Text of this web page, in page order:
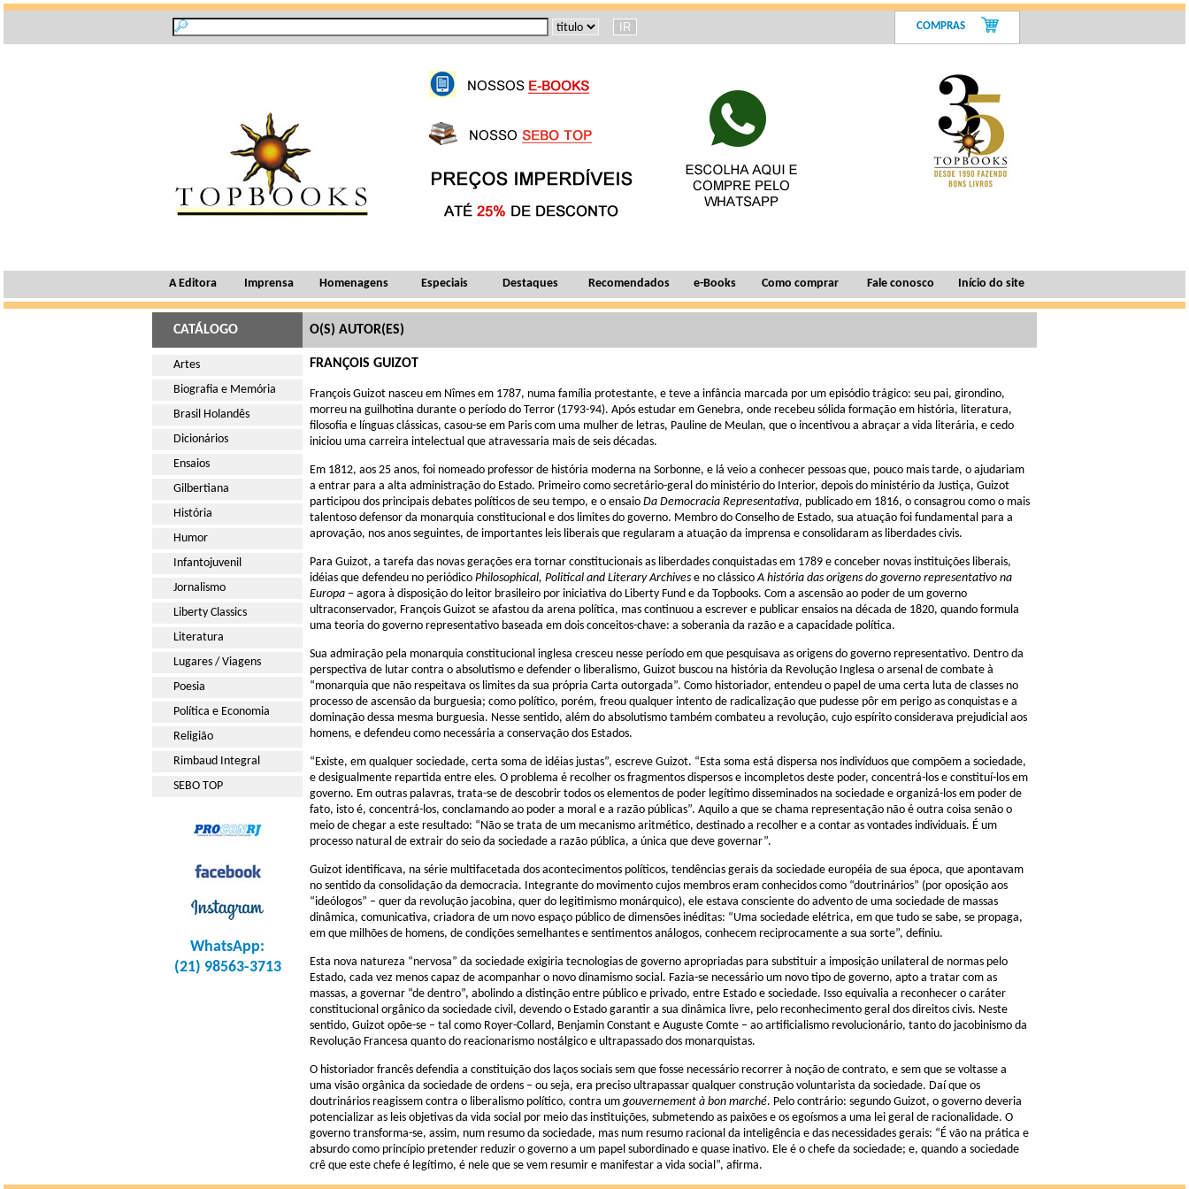
COMPRAS
A Editora Imprensa Homenagens Especiais Destaques Recomendados e-Books Como comprar Fale conosco Início do site
CATÁLOGO O(S) AUTOR(ES)
Artes
Biografia e Memória
Brasil Holandês
Dicionários
Ensaios
Gilbertiana
História
Humor
Infantojuvenil
Jornalismo
Liberty Classics
Literatura
Lugares / Viagens
Poesia
Política e Economia
Religião
Rimbaud Integral
SEBO TOP
WhatsApp:
(21) 98563-3713
FRANÇOIS GUIZOT
François Guizot nasceu em Nîmes em 1787, numa família protestante, e teve a infância marcada por um episódio trágico: seu pai, girondino,
morreu na guilhotina durante o período do Terror (1793-94). Após estudar em Genebra, onde recebeu sólida formação em história, literatura,
filosofia e línguas clássicas, casou-se em Paris com uma mulher de letras, Pauline de Meulan, que o incentivou a abraçar a vida literária, e cedo
iniciou uma carreira intelectual que atravessaria mais de seis décadas.
Em 1812, aos 25 anos, foi nomeado professor de história moderna na Sorbonne, e lá veio a conhecer pessoas que, pouco mais tarde, o ajudariam
a entrar para a alta administração do Estado. Primeiro como secretário-geral do ministério do Interior, depois do ministério da Justiça, Guizot
participou dos principais debates políticos de seu tempo, e o ensaio Da Democracia Representativa, publicado em 1816, o consagrou como o mais
talentoso defensor da monarquia constitucional e dos limites do governo. Membro do Conselho de Estado, sua atuação foi fundamental para a
aprovação, nos anos seguintes, de importantes leis liberais que regularam a atuação da imprensa e consolidaram as liberdades civis.
Para Guizot, a tarefa das novas gerações era tornar constitucionais as liberdades conquistadas em 1789 e conceber novas instituições liberais,
idéias que defendeu no periódico Philosophical, Political and Literary Archives e no clássicoA história das origens do governo representativo na
Europa – agora à disposição do leitor brasileiro por iniciativa do Liberty Fund e da Topbooks. Com a ascensão ao poder de um governo
ultraconservador, François Guizot se afastou da arena política, mas continuou a escrever e publicar ensaios na década de 1820, quando formula
uma teoria do governo representativo baseada em dois conceitos-chave: a soberania da razão e a capacidade política.
Sua admiração pela monarquia constitucional inglesa cresceu nesse período em que pesquisava as origens do governo representativo. Dentro da
perspectiva de lutar contra o absolutismo e defender o liberalismo, Guizot buscou na história da Revolução Inglesa o arsenal de combate à
“monarquia que não respeitava os limites da sua própria Carta outorgada”. Como historiador, entendeu o papel de uma certa luta de classes no
processo de ascensão da burguesia; como político, porém, freou qualquer intento de radicalização que pudesse pôr em perigo as conquistas e a
dominação dessa mesma burguesia. Nesse sentido, além do absolutismo também combateu a revolução, cujo espírito considerava prejudicial aos
homens, e defendeu como necessária a conservação dos Estados.
“Existe, em qualquer sociedade, certa soma de idéias justas”, escreve Guizot. “Esta soma está dispersa nos indivíduos que compõem a sociedade,
e desigualmente repartida entre eles. O problema é recolher os fragmentos dispersos e incompletos deste poder, concentrá-los e constituí-los em
governo. Em outras palavras, trata-se de descobrir todos os elementos de poder legítimo disseminados na sociedade e organizá-los em poder de
fato, isto é, concentrá-los, conclamando ao poder a moral e a razão públicas”. Aquilo a que se chama representação não é outra coisa senão o
meio de chegar a este resultado: “Não se trata de um mecanismo aritmético, destinado a recolher e a contar as vontades individuais. É um
processo natural de extrair do seio da sociedade a razão pública, a única que deve governar”.
Guizot identificava, na série multifacetada dos acontecimentos políticos, tendências gerais da sociedade européia de sua época, que apontavam
no sentido da consolidação da democracia. Integrante do movimento cujos membros eram conhecidos como “doutrinários” (por oposição aos
“ideólogos” – quer da revolução jacobina, quer do legitimismo monárquico), ele estava consciente do advento de uma sociedade de massas
dinâmica, comunicativa, criadora de um novo espaço público de dimensões inéditas: “Uma sociedade elétrica, em que tudo se sabe, se propaga,
em que milhões de homens, de condições semelhantes e sentimentos análogos, conhecem reciprocamente a sua sorte”, definiu.
Esta nova natureza “nervosa” da sociedade exigiria tecnologias de governo apropriadas para substituir a imposição unilateral de normas pelo
Estado, cada vez menos capaz de acompanhar o novo dinamismo social. Fazia-se necessário um novo tipo de governo, apto a tratar com as
massas, a governar “de dentro”, abolindo a distinção entre público e privado, entre Estado e sociedade. Isso equivalia a reconhecer o caráter
constitucional orgânico da sociedade civil, devendo o Estado garantir a sua dinâmica livre, pelo reconhecimento geral dos direitos civis. Neste
sentido, Guizot opõe-se – tal como Royer-Collard, Benjamin Constant e Auguste Comte – ao artificialismo revolucionário, tanto do jacobinismo da
Revolução Francesa quanto do reacionarismo nostálgico e ultrapassado dos monarquistas.
O historiador francês defendia a constituição dos laços sociais sem que fosse necessário recorrer à noção de contrato, e sem que se voltasse a
uma visão orgânica da sociedade de ordens – ou seja, era preciso ultrapassar qualquer construção voluntarista da sociedade. Daí que os
doutrinários reagissem contra o liberalismo político, contra um gouvernement à bon marché. Pelo contrário: segundo Guizot, o governo deveria
potencializar as leis objetivas da vida social por meio das instituições, submetendo as paixões e os egoísmos a uma lei geral de racionalidade. O
governo transforma-se, assim, num resumo da sociedade, mas num resumo racional da inteligência e das necessidades gerais: “É vão na prática e
absurdo como princípio pretender reduzir o governo a um papel subordinado e quase inativo. Ele é o chefe da sociedade; e, quando a sociedade
crê que este chefe é legítimo, é nele que se vem resumir e manifestar a vida social”, afirma.